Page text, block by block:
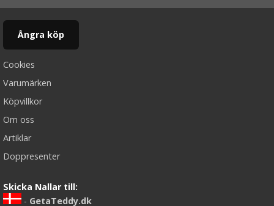
Ångra köp
Cookies
Varumärken
Köpvillkor
Om oss
Artiklar
Doppresenter
Skicka Nallar till:
- GetaTeddy.dk